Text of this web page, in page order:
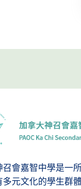
召會嘉智中學是一
多元文化的學生群